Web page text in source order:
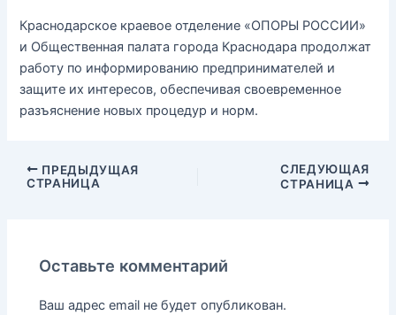
Краснодарское краевое отделение «ОПОРЫ РОССИИ»
и Общественная палата города Краснодара продолжат
работу по информированию предпринимателей и
защите их интересов, обеспечивая своевременное
разъяснение новых процедур и норм.
ПРЕДЫДУЩАЯ
СТРАНИЦА
СЛЕДУЮЩАЯ
СТРАНИЦА
Оставьте комментарий
Ваш адрес email не будет опубликован.